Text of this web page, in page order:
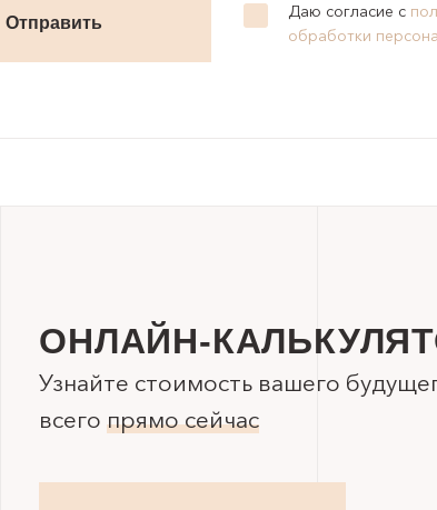
Даю согласие с
обработки
ОНЛАЙН-
Узнайте стоимость вашего
всегопрямо сейчас